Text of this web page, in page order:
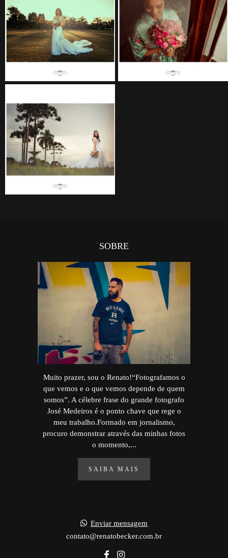
SOBRE
Muito prazer, sou o Renato!“Fotografamos o
que vemos e o que vemos depende de quem
somos”. A célebre frase do grande fotografo
José Medeiros é o ponto chave que rege o
meu trabalho.Formado em jornalismo,
procuro demonstrar através das minhas fotos
o momento,...
SAIBA MAIS
Enviar mensagem
contato@renatobecker.com.br